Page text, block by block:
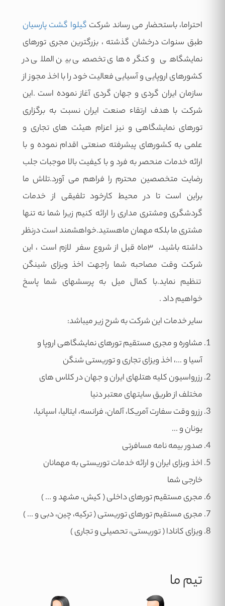
احتراما، باستحضار می رساند شرکت گیلوا گشت پارسیان
طبق سنوات درخشان گذشته ، بزرگترین مجری تورهای
نمایشگاهی و کنگره های تخصصی بین المللی در
کشورهای اروپایی و آسیایی فعالیت خود را با اخذ مجوز از
سازمان ایران گردی و جهان گردی آغاز نموده است .این
شرکت با هدف ارتقاء صنعت ایران نسبت به برگزاری
تورهای نمایشگاهی و نیز اعزام هیئت های تجاری و
علمی به کشورهای پیشرفته صنعتی اقدام نموده و با
ارائه خدمات منحصر به فرد و با کیفیت بالا موجبات جلب
رضایت متخصصین محترم را فراهم می آورد.تلاش ما
براین است تا در محیط کارخود تلفیقی از خدمات
گردشگری ومشتری مداری را ارائه کنیم زیرا شما نه تنها
مشتری ما بلکه مهمان ماهستید.خواهشمند است درنظر
داشته باشید، ۳ماه قبل از شروع سفر لازم است ، این
شرکت وقت مصاحبه شما راجهت اخذ ویزای شینگن
تنظیم نماید.با کمال میل به پرسشهای شما پاسخ
خواهیم داد .
سایر خدمات این شرکت به شرح زیر میباشد:
مشاوره و مجری مستقیم تورهای نمایشگاهی اروپا و
آسیا و ...، اخذ ویزای تجاری و توریستی شنگن
رزرواسیون کلیه هتلهای ایران و جهان در کلاس های
مختلف از طریق سایتهای معتبر دنیا
رزرو وقت سفارت آمریکا، آلمان، فرانسه، ایتالیا، اسپانیا،
یونان و ...
صدور بیمه نامه مسافرتی
اخذ ویزای ایران و ارائه خدمات توریستی به مهمانان
خارجی شما
مجری مستقیم تورهای داخلی ( کیش، مشهد و ... )
مجری مستقیم تورهای توریستی ( ترکیه، چین، دبی و ... )
ویزای کانادا ( توریستی، تحصیلی و تجاری )
تیم ما